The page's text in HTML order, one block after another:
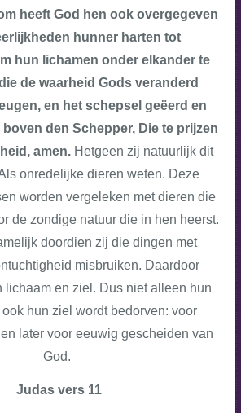
heeft God hen ook overgegeven
hunner harten tot
hun lichamen onder elkander te
de waarheid Gods veranderd
en het schepsel geëerd en
den Schepper, Die te prijzen
amen. Hetgeen zij natuurlijk dit
onredelijke dieren weten. Deze
worden vergeleken met dieren die
de zondige natuur die in hen heerst.
doordien zij die dingen met
misbruiken. Daardoor
lichaam en ziel. Dus niet alleen hun
ook hun ziel wordt bedorven: voor
later voor eeuwig gescheiden van
God.
Judas vers 11